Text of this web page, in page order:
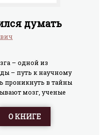
думать
– одной из
– путь к научному
проникнуть в тайны
мозг, ученые
– ближайших
рассказывается о
О КНИГЕ